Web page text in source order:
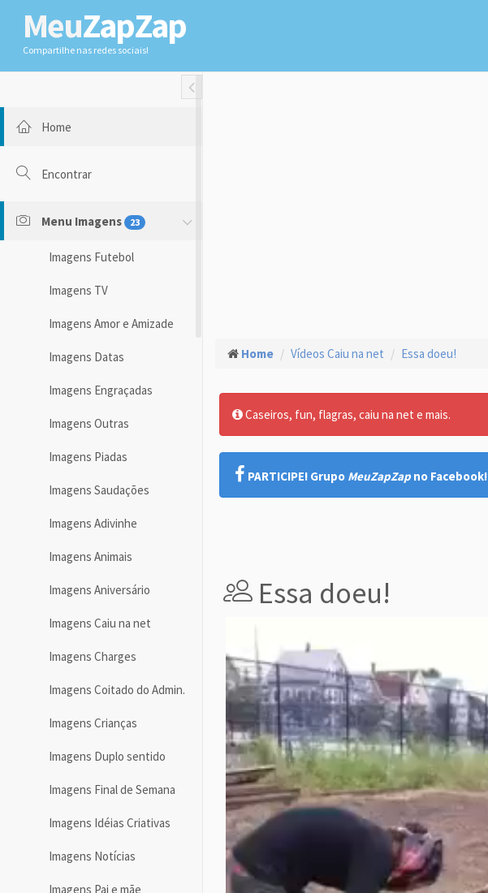
MeuZapZap
Compartilhe nas redes sociais!
Toggle Fullwidth
Home
Encontrar
Menu Imagens 23
Imagens Futebol
Imagens TV
Imagens Amor e Amizade
Imagens Datas
Imagens Engraçadas
Imagens Outras
Imagens Piadas
Imagens Saudações
Imagens Adivinhe
Imagens Animais
Imagens Aniversário
Imagens Caiu na net
Imagens Charges
Imagens Coitado do Admin.
Imagens Crianças
Imagens Duplo sentido
Imagens Final de Semana
Imagens Idéias Criativas
Imagens Notícias
Imagens Pai e mãe
Home Vídeos Caiu na net Essa doeu!
Caseiros, fun, flagras, caiu na net e mais.
PARTICIPE! Grupo MeuZapZap no Facebook!
Essa doeu!